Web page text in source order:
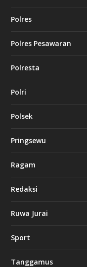
Polres
Polres Pesawaran
Polresta
Polri
Polsek
Pringsewu
Ragam
Redaksi
Ruwa Jurai
Sport
Tanggamus